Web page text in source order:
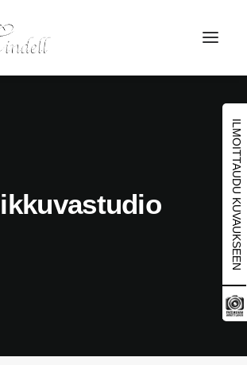
Search
ILMOITTAUDU KUVAUKSEEN